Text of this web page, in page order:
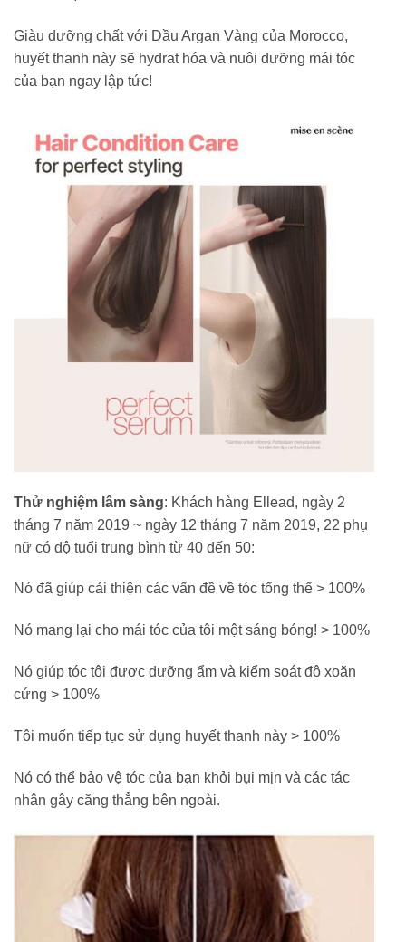
Giàu dưỡng chất với Dầu Argan Vàng của Morocco,
huyết thanh này sẽ hydrat hóa và nuôi dưỡng mái tóc
của bạn ngay lập tức!
Thử nghiệm lâm sàng: Khách hàng Ellead, ngày 2
tháng 7 năm 2019 ~ ngày 12 tháng 7 năm 2019, 22 phụ
nữ có độ tuổi trung bình từ 40 đến 50:
Nó đã giúp cải thiện các vấn đề về tóc tổng thể > 100%
Nó mang lại cho mái tóc của tôi một sáng bóng! > 100%
Nó giúp tóc tôi được dưỡng ẩm và kiểm soát độ xoăn
cứng > 100%
Tôi muốn tiếp tục sử dụng huyết thanh này > 100%
Nó có thể bảo vệ tóc của bạn khỏi bụi mịn và các tác
nhân gây căng thẳng bên ngoài.